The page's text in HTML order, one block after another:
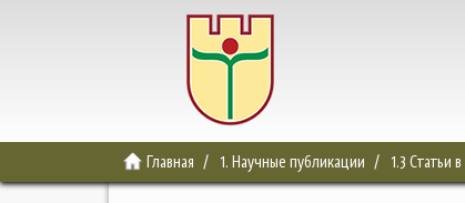
Главная 1. Научные публикации 1.3 Статьи